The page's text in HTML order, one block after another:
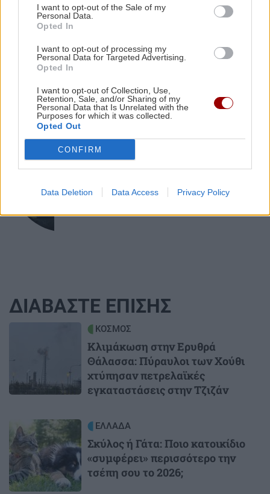
I want to opt-out of the Sale of my
Personal Data.
Opted In
I want to opt-out of processing my
Personal Data for Targeted Advertising.
Opted In
I want to opt-out of Collection, Use,
Retention, Sale, and/or Sharing of my
Personal Data that Is Unrelated with the
Purposes for which it was collected.
Opted Out
CONFIRM
Data Deletion Data Access Privacy Policy
ΕΛΛΑΔΑ
αδειούχων – «Ουρές» σε λιμάνια και ΚΤΕΛ
GOSSIP - LIFESTYLE
Καλομοίρα: «Όταν κάνω δίαιτα, το
πρώτο πράγμα που κάνω...»
ΚΡΗΤΗ
Κρήτη: Συνελήφθη 32χρονος για πέντε
κλοπιμαία
ΔΙΑΒΑΣΤΕ ΕΠΙΣΗΣ
ΚΟΣΜΟΣ
Κλιμάκωση στην Ερυθρά
Θάλασσα: Πύραυλοι των Χούθι
χτύπησαν πετρελαϊκές
εγκαταστάσεις στην Τζιζάν
Image ΕΛΛΑΔΑ
Σκύλος ή Γάτα: Ποιο κατοικίδιο
«συμφέρει» περισσότερο την
τσέπη σου το 2026;